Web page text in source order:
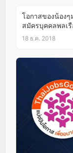
โอกาสของน้องๆ
สมัครบุคคลพลเ
เรียนฯ 1ม.ค.-10
18 ธ.ค. 2018